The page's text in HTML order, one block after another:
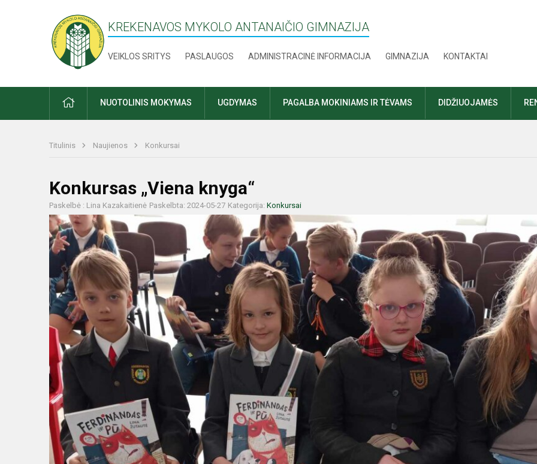
KREKENAVOS MYKOLO ANTANAIČIO GIMNAZIJA
VEIKLOS SRITYS PASLAUGOS ADMINISTRACINĖ INFORMACIJA GIMNAZIJA KONTAKTAI
PRADŽIANUOTOLINIS MOKYMAS UGDYMAS PAGALBA MOKINIAMS IR TĖVAMS DIDŽIUOJAMĖS
Titulinis Naujienos Konkursai
Konkursas „Viena knyga“
Paskelbė : Lina Kazakaitienė Paskelbta: 2024-05-27 Kategorija: Konkursai